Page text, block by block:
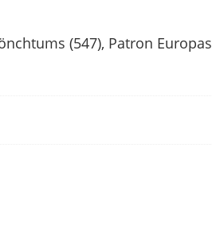
(547), Patron Europas